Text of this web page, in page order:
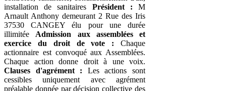
installation de sanitaires Président : M
Arnault Anthony demeurant 2 Rue des Iris
37530 CANGEY élu pour une durée
illimitée Admission aux assemblées et
exercice du droit de vote : Chaque
actionnaire est convoqué aux Assemblées.
Chaque action donne droit à une voix.
Clauses d'agrément : Les actions sont
cessibles uniquement avec agrément
préalable donnée par décision collective des